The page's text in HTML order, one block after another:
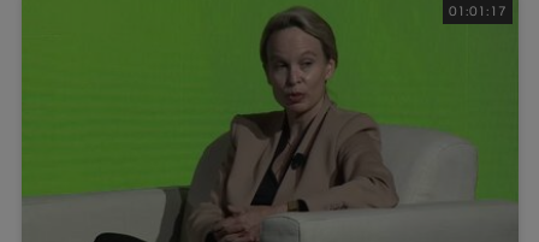
01:01:17